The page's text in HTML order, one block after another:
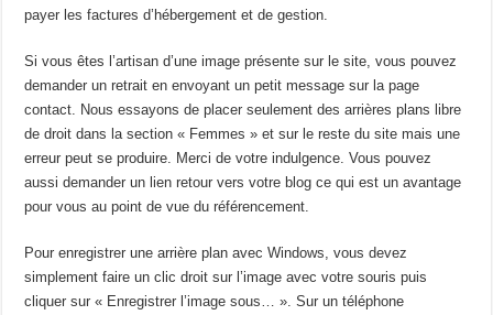
payer les factures d’hébergement et de gestion.
Si vous êtes l’artisan d’une image présente sur le site, vous pouvez
demander un retrait en envoyant un petit message sur la page
contact. Nous essayons de placer seulement des arrières plans libre
de droit dans la section « Femmes » et sur le reste du site mais une
erreur peut se produire. Merci de votre indulgence. Vous pouvez
aussi demander un lien retour vers votre blog ce qui est un avantage
pour vous au point de vue du référencement.
Pour enregistrer une arrière plan avec Windows, vous devez
simplement faire un clic droit sur l’image avec votre souris puis
cliquer sur « Enregistrer l’image sous… ». Sur un téléphone